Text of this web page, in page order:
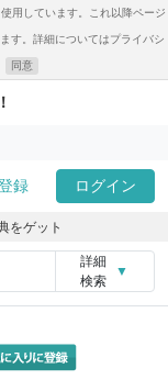
用しています。これ以降ページ
す。詳細についてはプライバシ
同意
録 ログイン
をゲット
詳細
検索
▼